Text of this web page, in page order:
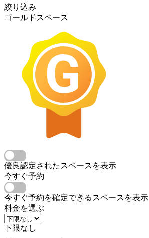
絞り込み
ゴールドスペース
優良認定されたスペースを表示
今すぐ予約
今すぐ予約を確定できるスペースを表示
料金を選ぶ
下限なし